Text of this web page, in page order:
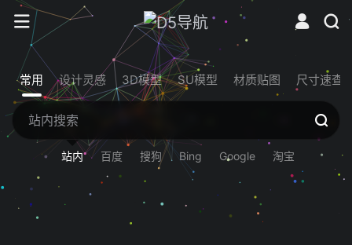
常用 设计灵感 3D模型 SU模型 材质贴图 尺寸速查
站内 百度 搜狗 Bing Google 淘宝